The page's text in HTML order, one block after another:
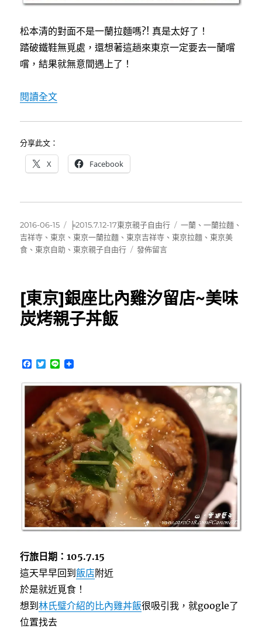
松本清的對面不是一蘭拉麵嗎?! 真是太好了！
踏破鐵鞋無覓處，還想著這趟來東京一定要去一蘭嚐
嚐，結果就無意間遇上了！
閱讀全文〈[吉祥寺]一蘭拉麵，好吃且親子友善〉
分享此文：
X Facebook
發
佈
日
2016-06-15
分
類
╞2015.7.12-17東京親子自由行
標
籤
一蘭 、一蘭拉麵 、
吉祥寺 、 東京 、 東京一蘭拉麵 、 東京吉祥寺 、 東京拉麵 、 東京美
食 、 東京自助 、 東京親子自由行
在
一
親
子
友
善〉
發佈留言
[東京]銀座比內雞汐留店~美味
炭烤親子丼飯
F
c
e
o
k
T
i
t
e
r
L
n
行旅日期：105.7.15
這天早早回到飯店附近
於是就近覓食！
想到林氏璧介紹的比內雞丼飯很吸引我，就google了
位置找去